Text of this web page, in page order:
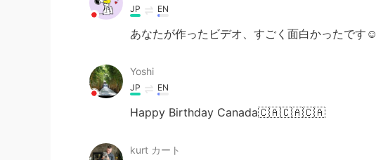
JP EN
あなたが作ったビデオ、すごく面白かったです☺️
Yoshi
JP EN
Happy Birthday Canada🇨🇦🇨🇦🇨🇦
kurt カート